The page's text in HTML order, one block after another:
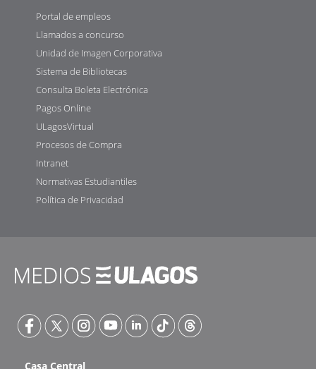
Portal de empleos
Llamados a concurso
Unidad de Imagen Corporativa
Sistema de Bibliotecas
Consulta Boleta Electrónica
Pagos Online
ULagosVirtual
Procesos de Compra
Intranet
Normativas Estudiantiles
Política de Privacidad
Casa Central